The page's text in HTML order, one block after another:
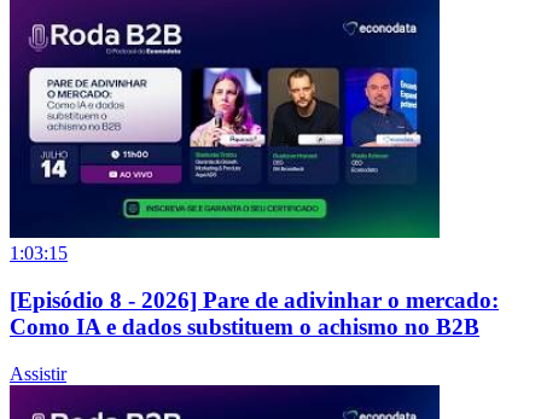
1:03:15
[Episódio 8 - 2026] Pare de adivinhar o mercado:
Como IA e dados substituem o achismo no B2B
Assistir